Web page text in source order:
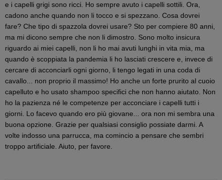
e i capelli grigi sono ricci. Ho sempre avuto i capelli sottili. Ora,
cadono anche quando non li tocco e si spezzano. Cosa dovrei
fare? Che tipo di spazzola dovrei usare? Sto per compiere 80 anni,
ma mi dicono sempre che non li dimostro. Sono molto insicura
riguardo ai miei capelli, non li ho mai avuti lunghi in vita mia, ma
quando è scoppiata la pandemia li ho lasciati crescere e, invece di
cercare di acconciarli ogni giorno, li tengo legati in una coda di
cavallo... non proprio il massimo! Ho anche un forte prurito al cuoio
capelluto e ho usato shampoo specifici che non hanno aiutato. Non
ho la pazienza né le competenze per acconciare i capelli tutti i
giorni. Lo facevo quando ero più giovane... ora non mi sembra una
buona opzione. Grazie per qualsiasi consiglio possiate darmi. A
volte indosso una parrucca, ma comincio a pensare che sembri
troppo artificiale. Aiuto, per favore.